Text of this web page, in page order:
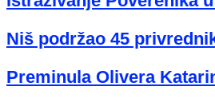
Niš podržao 45
Preminula Olivera